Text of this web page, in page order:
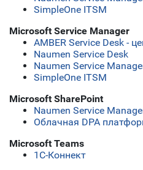
SimpleOne ITSM
Microsoft Service Manager
AMBER Service Desk -
Naumen Service Desk
Naumen Service
SimpleOne ITSM
Microsoft SharePoint
Naumen Service
Облачная DPA
Microsoft Teams
1С-Коннект